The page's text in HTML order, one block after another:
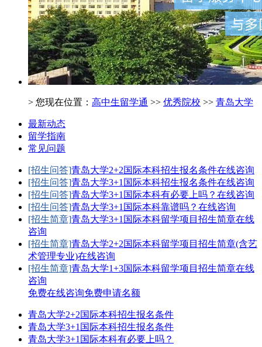
> 您现在位置： 高中生留学通 >> 优秀院校 >> 青岛大学
最新动态
留学指南
常见问题
[招生问答]青岛大学2+2国际本科招生报名条件在线咨询
[招生问答]青岛大学3+1国际本科招生报名条件在线咨询
[招生问答]青岛大学3+1国际本科有必要上吗？ 在线咨询
[招生问答]青岛大学3+1国际本科靠谱吗？ 在线咨询
[招生简章]青岛大学3+1国际本科留学项目招生简章在线
咨询
[招生简章]青岛大学2+2国际本科留学项目招生简章(含艺
术管理专业)在线咨询
[招生简章]青岛大学1+3国际本科留学项目招生简章在线
咨询
免费在线咨询免费申请名额
青岛大学2+2国际本科招生报名条件
青岛大学3+1国际本科招生报名条件
青岛大学3+1国际本科有必要上吗？